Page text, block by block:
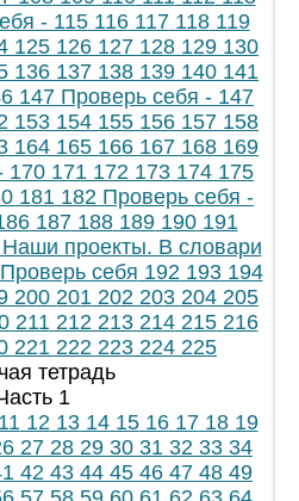
- 115116117118119
125 126 127 128 129 130
136 137 138 139 140 141
147 Проверь себя - 147
153 154 155 156 157 158
164 165 166 167 168 169
170 171 172 173 174 175
181 182 Проверь себя -
187188189190191
проекты. В словари
себя 192193194
200 201 202 203 204 205
211212213214215216
221 222 223 224 225
тетрадь
1
1213141516171819
27 28 29 30 31 32 33 34
42 43 44 45 46 47 48 49